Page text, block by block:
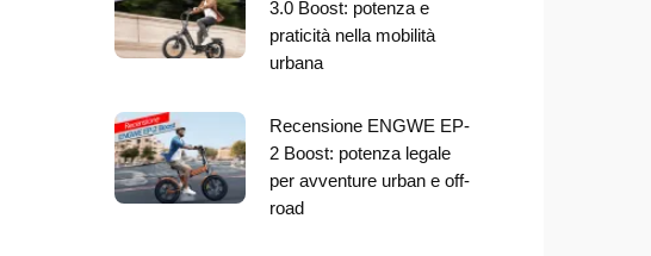
3.0 Boost: potenza e
praticità nella mobilità
urbana
Recensione ENGWE EP-
2 Boost: potenza legale
per avventure urban e off-
road